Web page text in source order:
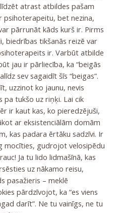
atrast atbildes pašam
psihoterapeitu, bet nezina,
pārrunāt kāds kurš ir. Pirms
biedrības tikšanās reizē var
ir. Varbūt atbilde
jau ir pārliecība, ka “beigās
sev sagaidīt šīs “beigas”.
uzzinot ko jaunu, nevis
tukšo uz riņķi. Lai cik
ir kaut kas, ko pieredzējuši,
ar eksistenciālām domām
kas padara ērtāku sadzīvi. Ir
mocīties, gudrojot velosipēdu
Ja tu lido lidmašīnā, kas
uz nākamo reisu,
pasažieris – meklē
pārdzīvojot, ka “es viens
darīt”. Ne tu vainīgs, ne tu